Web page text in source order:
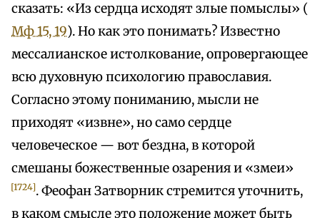
сказать: «Из сердца исходят злые помыслы» (
Мф 15, 19). Но как это понимать? Известно
мессалианское истолкование, опровергающее
всю духовную психологию православия.
Согласно этому пониманию, мысли не
приходят «извне», но само сердце
человеческое — вот бездна, в которой
смешаны божественные озарения и «змеи»
[1724]. Феофан Затворник стремится уточнить,
в каком смысле это положение может быть